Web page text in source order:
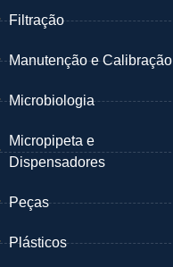
Filtração
Manutenção e Calibração
Microbiologia
Micropipeta e
Dispensadores
Peças
Plásticos